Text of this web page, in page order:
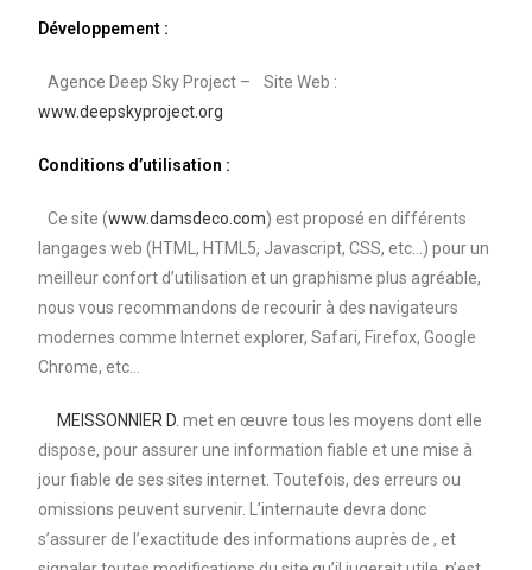
Développement :
Agence Deep Sky Project – Site Web :
www.deepskyproject.org
Conditions d’utilisation :
Ce site (www.damsdeco.com) est proposé en différents
langages web (HTML, HTML5, Javascript, CSS, etc…) pour un
meilleur confort d’utilisation et un graphisme plus agréable,
nous vous recommandons de recourir à des navigateurs
modernes comme Internet explorer, Safari, Firefox, Google
Chrome, etc…
MEISSONNIER D. met en œuvre tous les moyens dont elle
dispose, pour assurer une information fiable et une mise à
jour fiable de ses sites internet. Toutefois, des erreurs ou
omissions peuvent survenir. L’internaute devra donc
s’assurer de l’exactitude des informations auprès de , et